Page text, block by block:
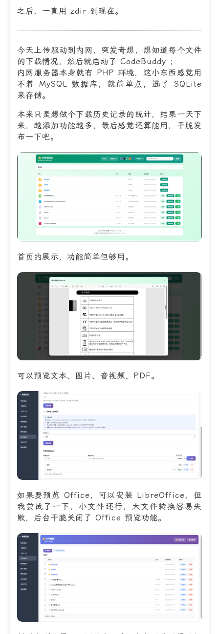
之后，一直用 zdir 到现在。
今天上传驱动到内网，突发奇想，想知道每个文件
的下载情况，然后就启动了 CodeBuddy ；
内网服务器本身就有 PHP 环境，这小东西感觉用
不着 MySQL 数据库，就简单点，选了 SQLite
来存储。
本来只是想做个下载历史记录的统计，结果一天下
来，越添加功能越多，最后感觉还算能用，干脆发
布一下吧。
首页的展示，功能简单但够用。
可以预览文本、图片、音视频、PDF。
如果要预览 Office，可以安装 LibreOffice，但
我尝试了一下，小文件还行，大文件转换容易失
败，后台干脆关闭了 Office 预览功能。